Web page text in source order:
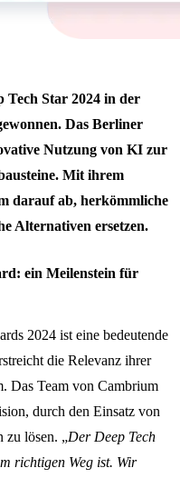
Tech Star 2024 in der
Das Berliner
Nutzung von KI zur
Mit ihrem
darauf ab, herkömmliche
Alternativen ersetzen.
ein Meilenstein für
2024 ist eine bedeutende
die Relevanz ihrer
Das Team von Cambrium
durch den Einsatz von
zu lösen. „Der Deep Tech
richtigen Weg ist. Wir